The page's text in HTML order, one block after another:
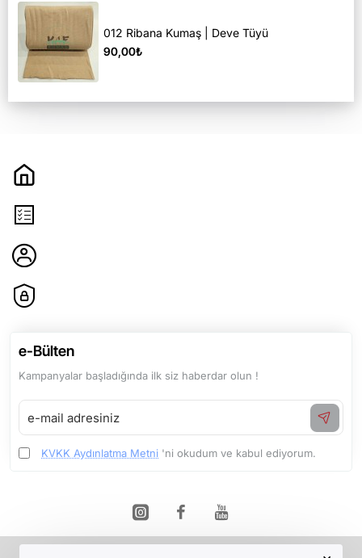
012 Ribana Kumaş | Deve Tüyü
90,00₺
e-Bülten
Kampanyalar başladığında ilk siz haberdar olun !
e-
mail
adresiniz
KVKK Aydınlatma Metni 'ni okudum ve kabul ediyorum.